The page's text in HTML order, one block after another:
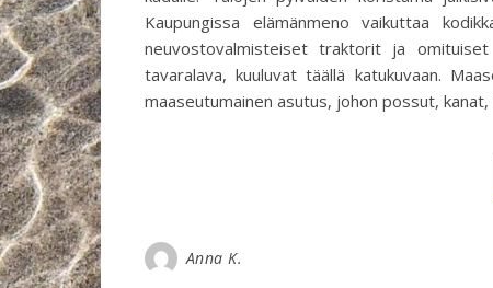
Kaupungissa elämänmeno vaikuttaa
neuvostovalmisteiset traktorit ja
tavaralava, kuuluvat täällä katukuvaan.
maaseutumainen asutus, johon possut,
Anna K.